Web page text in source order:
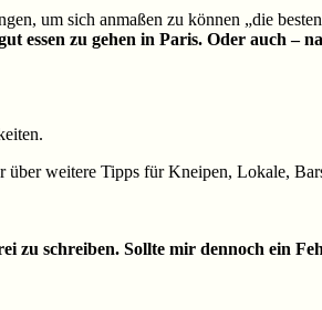
um sich anmaßen zu können „die
essen zu gehen in Paris. Oder auch –
weitere Tipps für Kneipen, Lokale,
zu schreiben. Sollte mir dennoch ein